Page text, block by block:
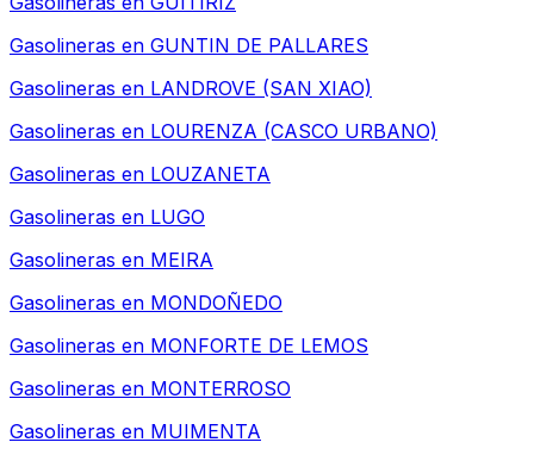
Gasolineras en GUNTIN DE PALLARES
Gasolineras en LANDROVE (SAN XIAO)
Gasolineras en LOURENZA (CASCO URBANO)
Gasolineras en LOUZANETA
Gasolineras en LUGO
Gasolineras en MEIRA
Gasolineras en MONDOÑEDO
Gasolineras en MONFORTE DE LEMOS
Gasolineras en MONTERROSO
Gasolineras en MUIMENTA